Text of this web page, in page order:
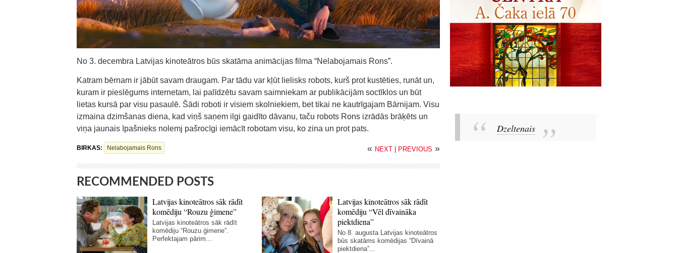
No 3. decembra Latvijas kinoteātros būs skatāma animācijas filma “Nelabojamais Rons”.
Katram bērnam ir jābūt savam draugam. Par tādu var kļūt lielisks robots, kurš prot kustēties, runāt un,
kuram ir pieslēgums internetam, lai palīdzētu savam saimniekam ar publikācijām soctīklos un būt
lietas kursā par visu pasaulē. Šādi roboti ir visiem skolniekiem, bet tikai ne kautrīgajam Bārnijam. Visu
izmaina dzimšanas diena, kad viņš saņem ilgi gaidīto dāvanu, taču robots Rons izrādās brāķēts un
viņa jaunais īpašnieks nolemj pašrocīgi iemācīt robotam visu, ko zina un prot pats.
BIRKAS: Nelabojamais Rons « NEXT | PREVIOUS »
RECOMMENDED POSTS
Latvijas kinoteātros sāk rādīt
komēdiju “Rouzu ģimene”
Latvijas kinoteātros sāk rādīt
komēdiju “Rouzu ģimene”.
Perfektajam pārim...
Latvijas kinoteātros sāk rādīt
komēdiju “Vēl dīvaināka
piektdiena”
No 8. augusta Latvijas kinoteātros
būs skatāms komēdijas “Dīvainā
piektdiena”...
Dzeltenais